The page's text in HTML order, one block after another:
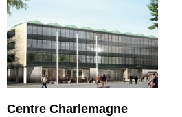
Centre Charlemagne